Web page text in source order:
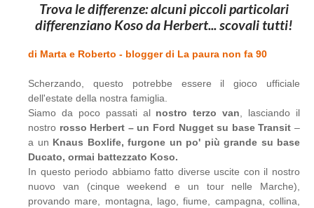
Trova le differenze: alcuni piccoli particolari
differenziano Koso da Herbert... scovali tutti!
di Marta e Roberto - blogger di La paura non fa 90
Scherzando, questo potrebbe essere il gioco ufficiale
dell'estate della nostra famiglia.
Siamo da poco passati al nostro terzo van , lasciando il
nostro rosso Herbert – un Ford Nugget su base Transit –
a un Knaus Boxlife, furgone un po' più grande su base
Ducato, ormai battezzato Koso.
In questo periodo abbiamo fatto diverse uscite con il nostro
nuovo van (cinque weekend e un tour nelle Marche),
provando mare, montagna, lago, fiume, campagna, collina,